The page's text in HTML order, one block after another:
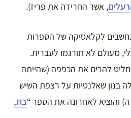
, אשר החרידה את פריז).
לקלאסיקה של הספרות
מעולם לא תורגמו לעברית.
להרים את הכפפה (שהייתה
בנון שאלנטיות על רצפת השיש
והוציא לאחרונה את הספר “בת,